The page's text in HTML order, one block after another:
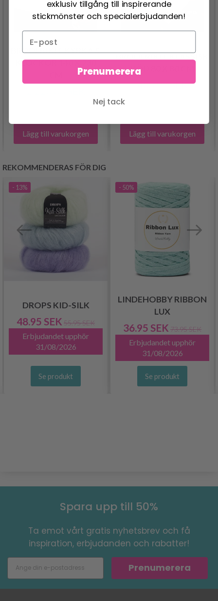
BRODERIKIT KYRKA &
KLOCKOR 140 X 230
Lägg till varukorgen
BRODERIKIT KLASSISK
RÖD 80 X 80 CM
488.00 SEK
Lägg till varukorgen
REKOMMENDERAS FÖR DIG
- 13%
DROPS KID-SILK
48.95 SEK 55.95 SEK
Erbjudandet upphör
31/08/2026
Se produkt
- 50%
LINDEHOBBY RIBBON
LUX
36.95 SEK 73.95 SEK
Erbjudandet upphör
31/08/2026
Se produkt
Spara upp till 50%
Ta emot vårt gratis nyhetsbrev och få
inspiration, erbjudanden och rabatter!
Prenumerera
exklusiv tillgång till inspirerande
stickmönster och specialerbjudanden!
Prenumerera
Nej tack